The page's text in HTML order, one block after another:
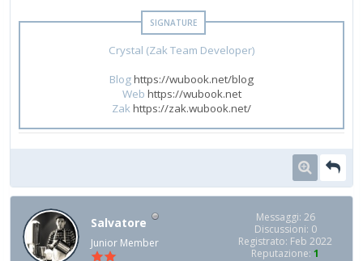
Crystal (Zak Team Developer)
Bloghttps://wubook.net/blog
Web https://wubook.net
Zakhttps://zak.wubook.net/
Salvatore
Junior Member
Messaggi: 26
Discussioni: 0
Registrato: Feb 2022
Reputazione: 1